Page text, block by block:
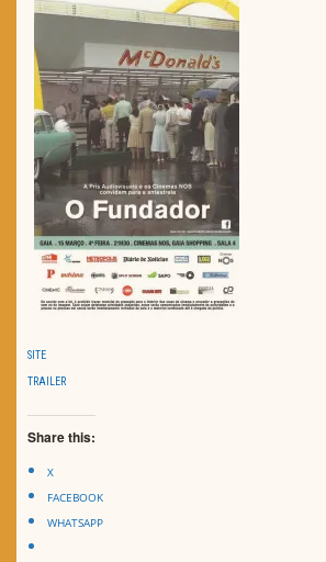
SITE
TRAILER
Share this:
X
FACEBOOK
WHATSAPP